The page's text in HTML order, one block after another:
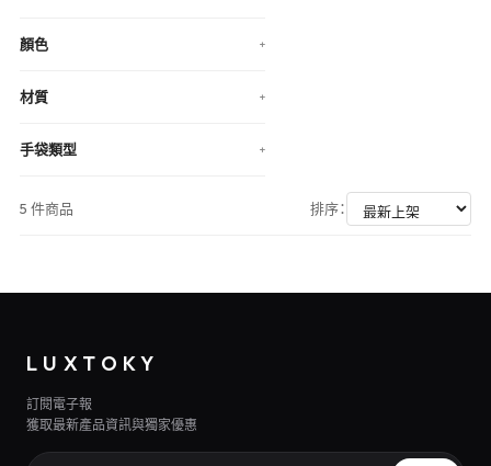
顏色 +
材質 +
手袋類型 +
5 件商品 排序：
LUXTOKY
訂閱電子報
獲取最新產品資訊與獨家優惠